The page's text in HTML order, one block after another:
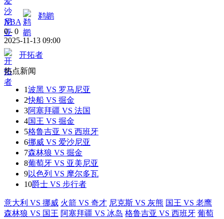
NBA
鹈鹕
0 - 0
2025-11-13 09:00
开拓者
热点新闻
1波黑 VS 罗马尼亚
2快船 VS 掘金
3阿塞拜疆 VS 法国
4国王 VS 掘金
5格鲁吉亚 VS 西班牙
6挪威 VS 爱沙尼亚
7森林狼 VS 掘金
8葡萄牙 VS 亚美尼亚
9以色列 VS 摩尔多瓦
10爵士 VS 步行者
意大利 VS 挪威 火箭 VS 奇才 尼克斯 VS 灰熊 国王 VS 老鹰
森林狼 VS 国王 阿塞拜疆 VS 冰岛 格鲁吉亚 VS 西班牙 葡萄